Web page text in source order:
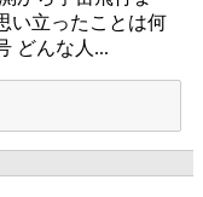
い立ったことは何
どんな人...